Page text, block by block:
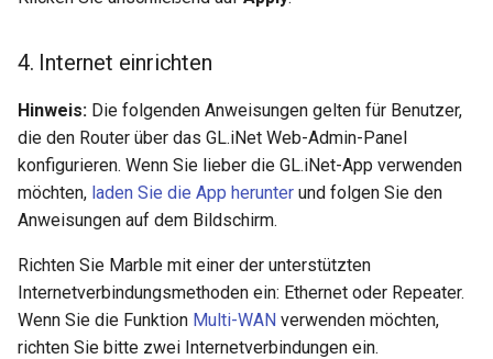
4. Internet einrichten
Hinweis: Die folgenden Anweisungen gelten für Benutzer,
die den Router über das GL.iNet Web-Admin-Panel
konfigurieren. Wenn Sie lieber die GL.iNet-App verwenden
möchten, laden Sie die App herunter und folgen Sie den
Anweisungen auf dem Bildschirm.
Richten Sie Marble mit einer der unterstützten
Internetverbindungsmethoden ein: Ethernet oder Repeater.
Wenn Sie die Funktion Multi-WAN verwenden möchten,
richten Sie bitte zwei Internetverbindungen ein.